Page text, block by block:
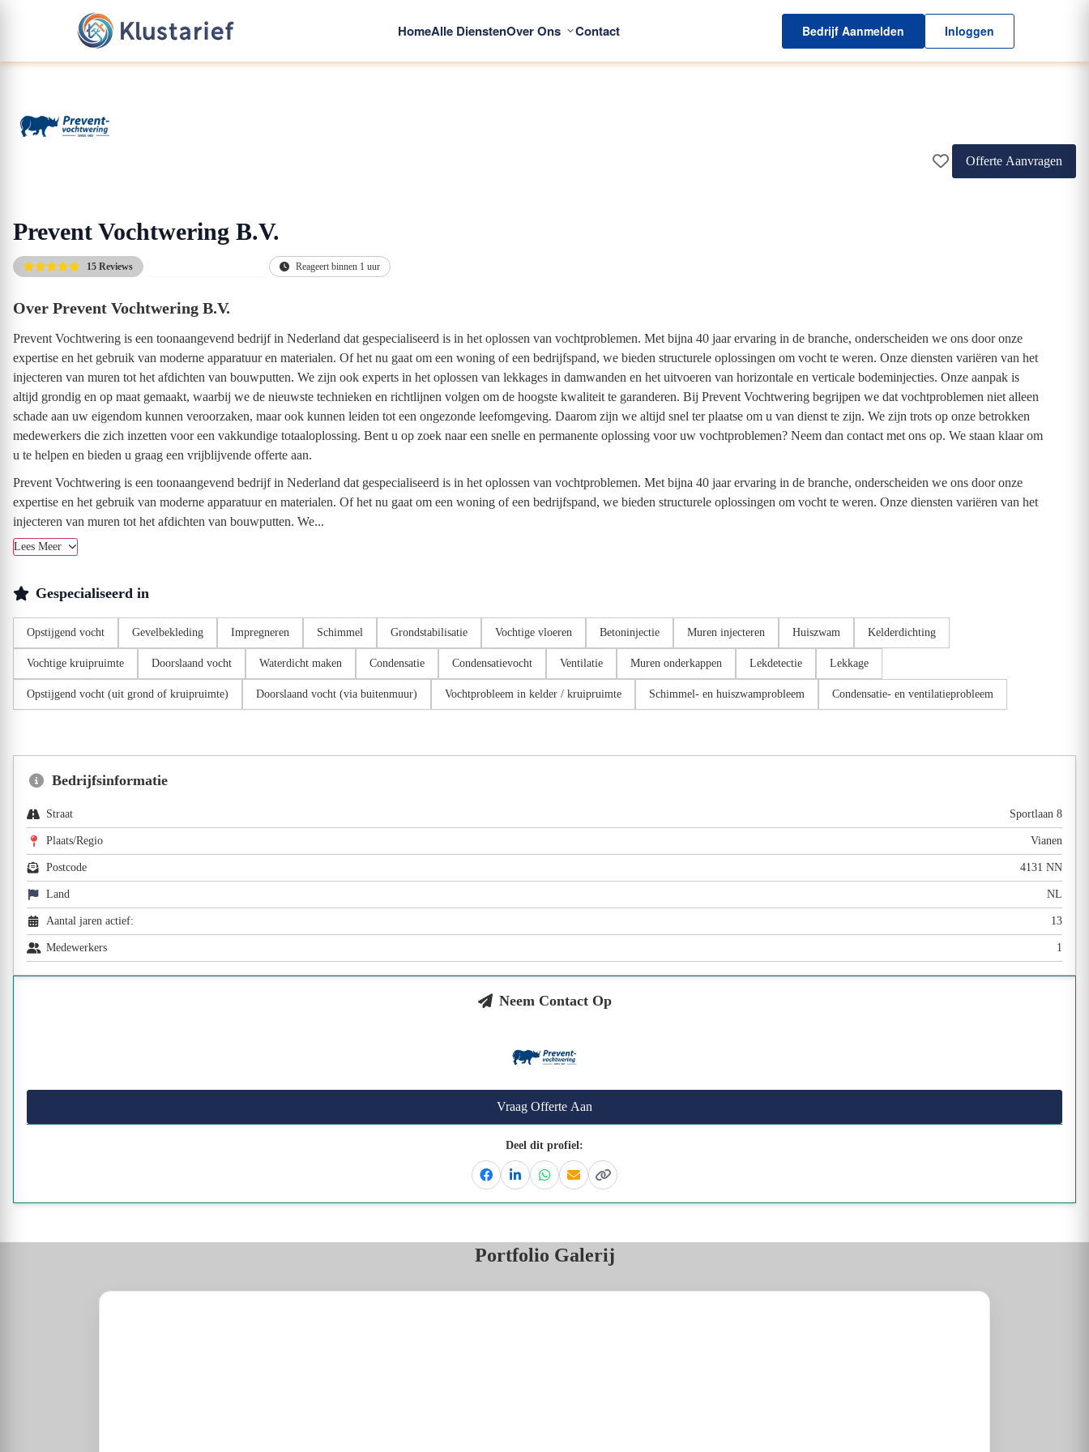
HomeAlle DienstenOver Ons Contact Bedrijf Aanmelden Inloggen
Offerte Aanvragen
Prevent Vochtwering B.V.
15 Reviews Reageert binnen 1 uur
Over Prevent Vochtwering B.V.
Prevent Vochtwering is een toonaangevend bedrijf in Nederland dat gespecialiseerd is in het oplossen van vochtproblemen. Met bijna 40 jaar ervaring in de branche, onderscheiden we ons door onze
expertise en het gebruik van moderne apparatuur en materialen. Of het nu gaat om een woning of een bedrijfspand, we bieden structurele oplossingen om vocht te weren. Onze diensten variëren van het
injecteren van muren tot het afdichten van bouwputten. We zijn ook experts in het oplossen van lekkages in damwanden en het uitvoeren van horizontale en verticale bodeminjecties. Onze aanpak is
altijd grondig en op maat gemaakt, waarbij we de nieuwste technieken en richtlijnen volgen om de hoogste kwaliteit te garanderen. Bij Prevent Vochtwering begrijpen we dat vochtproblemen niet alleen
schade aan uw eigendom kunnen veroorzaken, maar ook kunnen leiden tot een ongezonde leefomgeving. Daarom zijn we altijd snel ter plaatse om u van dienst te zijn. We zijn trots op onze betrokken
medewerkers die zich inzetten voor een vakkundige totaaloplossing. Bent u op zoek naar een snelle en permanente oplossing voor uw vochtproblemen? Neem dan contact met ons op. We staan klaar om
u te helpen en bieden u graag een vrijblijvende offerte aan.
Prevent Vochtwering is een toonaangevend bedrijf in Nederland dat gespecialiseerd is in het oplossen van vochtproblemen. Met bijna 40 jaar ervaring in de branche, onderscheiden we ons door onze
expertise en het gebruik van moderne apparatuur en materialen. Of het nu gaat om een woning of een bedrijfspand, we bieden structurele oplossingen om vocht te weren. Onze diensten variëren van het
injecteren van muren tot het afdichten van bouwputten. We...
Lees Meer
Gespecialiseerd in
Opstijgend vocht Gevelbekleding Impregneren Schimmel Grondstabilisatie Vochtige vloeren Betoninjectie Muren injecteren Huiszwam Kelderdichting
Vochtige kruipruimte Doorslaand vocht Waterdicht maken Condensatie Condensatievocht Ventilatie Muren onderkappen Lekdetectie Lekkage
Opstijgend vocht (uit grond of kruipruimte) Doorslaand vocht (via buitenmuur) Vochtprobleem in kelder / kruipruimte Schimmel- en huiszwamprobleem Condensatie- en ventilatieprobleem
Bedrijfsinformatie
Straat Sportlaan 8
Plaats/Regio Vianen
Postcode 4131 NN
Land NL
Aantal jaren actief: 13
Medewerkers 1
Neem Contact Op
Vraag Offerte Aan
Deel dit profiel:
FacebookLinkedinWhatsapp
EmailKopieer link
Portfolio Galerij